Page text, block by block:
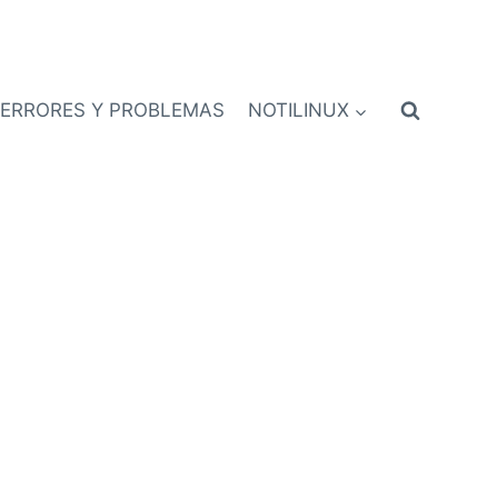
ERRORES Y PROBLEMAS NOTILINUX